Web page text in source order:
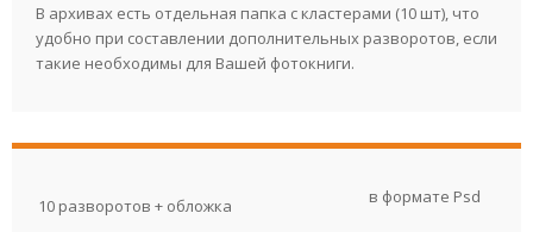
В архивах есть отдельная папка с кластерами (10 шт), что
удобно при составлении дополнительных разворотов, если
такие необходимы для Вашей фотокниги.
10 разворотов + обложка в формате Psd